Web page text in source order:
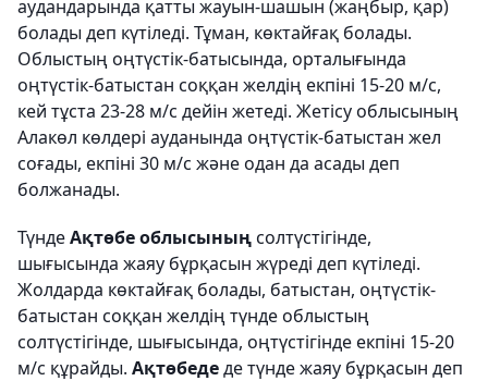
аудандарында қатты жауын-шашын (жаңбыр, қар)
болады деп күтіледі. Тұман, көктайғақ болады.
Облыстың оңтүстік-батысында, орталығында
оңтүстік-батыстан соққан желдің екпіні 15-20 м/с,
кей тұста 23-28 м/с дейін жетеді. Жетісу облысының
Алакөл көлдері ауданында оңтүстік-батыстан жел
соғады, екпіні 30 м/с және одан да асады деп
болжанады.
ТүндеАқтөбе облысыныңсолтүстігінде,
шығысында жаяу бұрқасын жүреді деп күтіледі.
Жолдарда көктайғақ болады, батыстан, оңтүстік-
батыстан соққан желдің түнде облыстың
солтүстігінде, шығысында, оңтүстігінде екпіні 15-20
м/с құрайды. Ақтөбедеде түнде жаяу бұрқасын деп